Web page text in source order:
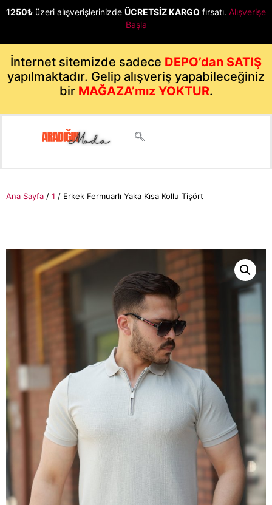
1250₺ üzeri alışverişlerinizde ÜCRETSİZ KARGO fırsatı. Alışverişe
Başla
İnternet sitemizde sadece DEPO’dan SATIŞ
yapılmaktadır. Gelip alışveriş yapabileceğiniz
bir MAĞAZA’mız YOKTUR.
Ana Sayfa / 1 / Erkek Fermuarlı Yaka Kısa Kollu Tişört